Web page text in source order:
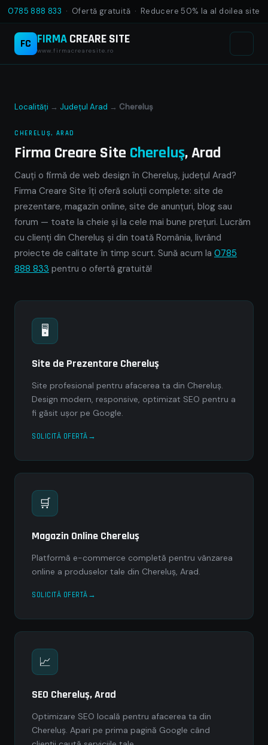
0785 888 833 · Ofertă gratuită · Reducere 50% la al doilea site
FC FIRMACREARE SITE
www.firmacrearesite.ro
Localități → Județul Arad → Chereluş
CHERELUŞ, ARAD
Firma Creare Site Chereluş, Arad
Cauți o firmă de web design în Chereluş, județul Arad?
Firma Creare Site îți oferă soluții complete: site de
prezentare, magazin online, site de anunțuri, blog sau
forum — toate la cheie și la cele mai bune prețuri. Lucrăm
cu clienți din Chereluş și din toată România, livrând
proiecte de calitate în timp scurt. Sună acum la 0785
888 833 pentru o ofertă gratuită!
🖥
Site de Prezentare Chereluş
Site profesional pentru afacerea ta din Chereluş.
Design modern, responsive, optimizat SEO pentru a
fi găsit ușor pe Google.
SOLICITĂ OFERTĂ
🛒
Magazin Online Chereluş
Platformă e-commerce completă pentru vânzarea
online a produselor tale din Chereluş, Arad.
SOLICITĂ OFERTĂ
📈
SEO Chereluş, Arad
Optimizare SEO locală pentru afacerea ta din
Chereluş. Apari pe prima pagină Google când